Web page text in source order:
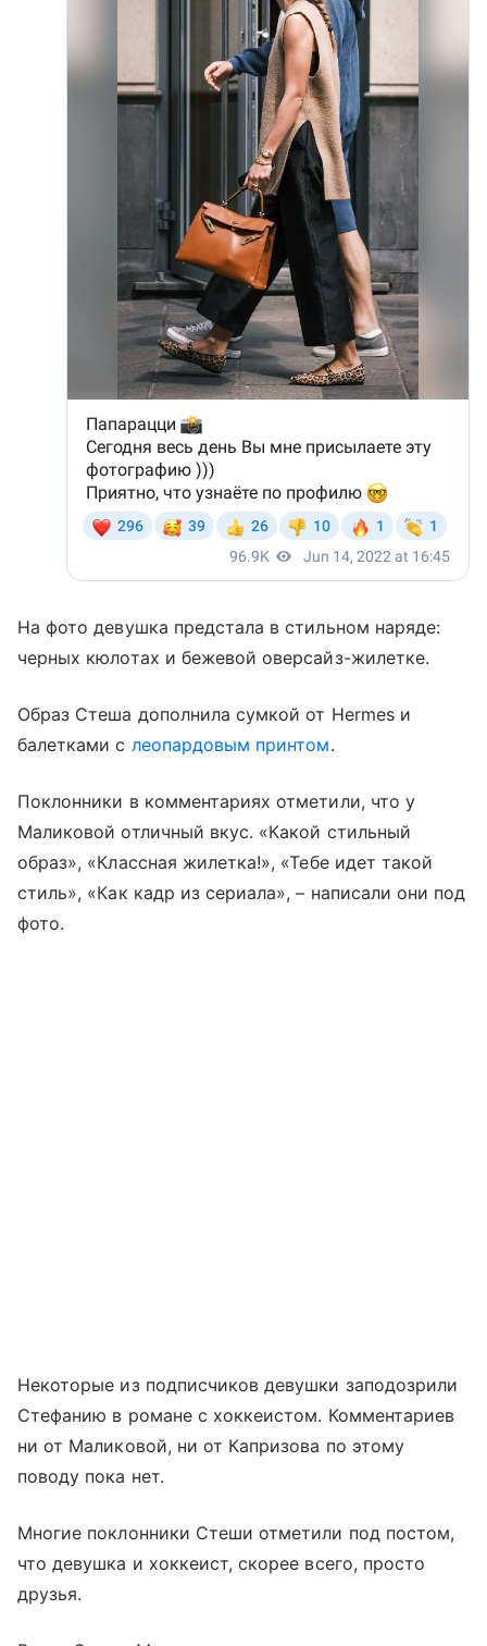
На фото девушка предстала в стильном наряде:
черных кюлотах и бежевой оверсайз-жилетке.
Образ Стеша дополнила сумкой от Hermes и
балетками с леопардовым принтом.
Поклонники в комментариях отметили, что у
Маликовой отличный вкус. «Какой стильный
образ», «Классная жилетка!», «Тебе идет такой
стиль», «Как кадр из сериала», – написали они под
фото.
Некоторые из подписчиков девушки заподозрили
Стефанию в романе с хоккеистом. Комментариев
ни от Маликовой, ни от Капризова по этому
поводу пока нет.
Многие поклонники Стеши отметили под постом,
что девушка и хоккеист, скорее всего, просто
друзья.